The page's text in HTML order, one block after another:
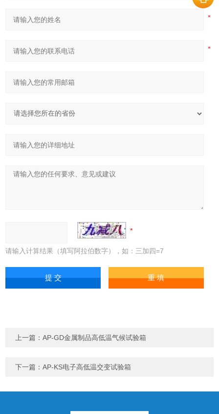
请输入计算结果（填写阿拉伯数字），如：三加四=7
上一篇：AP-GD金属制品高低温气候试验箱
下一篇：AP-KS电子高低温交变试验箱